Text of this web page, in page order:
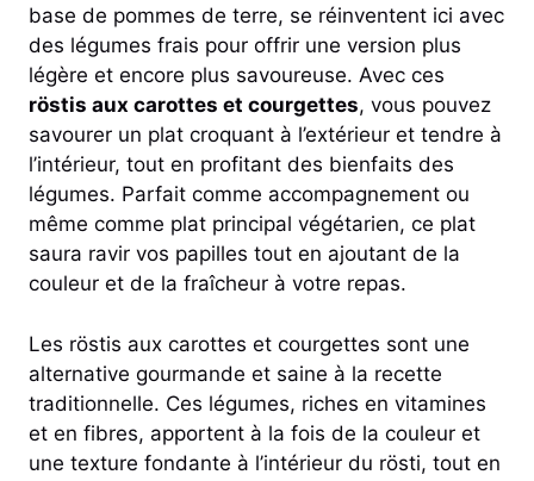
base de pommes de terre, se réinventent ici avec
des légumes frais pour offrir une version plus
légère et encore plus savoureuse. Avec ces
röstis aux carottes et courgettes, vous pouvez
savourer un plat croquant à l’extérieur et tendre à
l’intérieur, tout en profitant des bienfaits des
légumes. Parfait comme accompagnement ou
même comme plat principal végétarien, ce plat
saura ravir vos papilles tout en ajoutant de la
couleur et de la fraîcheur à votre repas.
Les röstis aux carottes et courgettes sont une
alternative gourmande et saine à la recette
traditionnelle. Ces légumes, riches en vitamines
et en fibres, apportent à la fois de la couleur et
une texture fondante à l’intérieur du rösti, tout en